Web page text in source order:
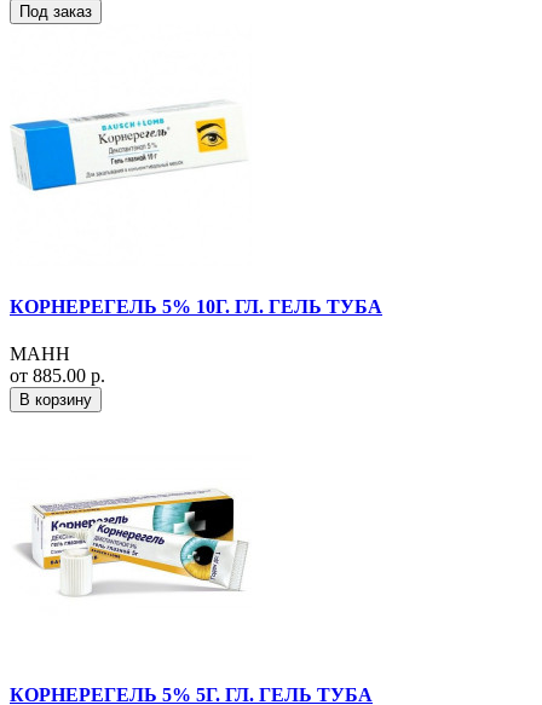
Под заказ
КОРНЕРЕГЕЛЬ 5% 10Г. ГЛ. ГЕЛЬ ТУБА
МАНН
от 885.00 р.
В корзину
КОРНЕРЕГЕЛЬ 5% 5Г. ГЛ. ГЕЛЬ ТУБА